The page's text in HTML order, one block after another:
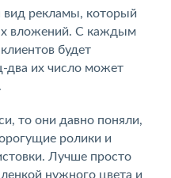
вид рекламы, который
вложений. С каждым
будет
два их число может
то они давно поняли,
ролики и
Лучше просто
нужного цвета и